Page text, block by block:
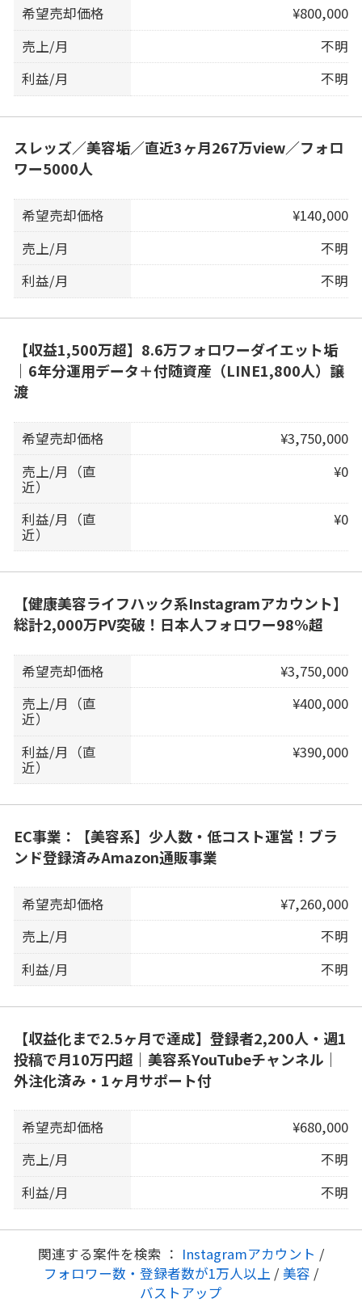
希望売却価格
¥800,000
売上/月
不明
利益/月
不明
スレッズ／美容垢／直近3ヶ月267万view／フォロ
ワー5000人
希望売却価格
¥140,000
売上/月
不明
利益/月
不明
【収益1,500万超】8.6万フォロワーダイエット垢
｜6年分運用データ＋付随資産（LINE1,800人）譲
渡
希望売却価格
¥3,750,000
売上/月（直
近）
¥0
利益/月（直
近）
¥0
【健康美容ライフハック系Instagramアカウント】
総計2,000万PV突破！日本人フォロワー98%超
希望売却価格
¥3,750,000
売上/月（直
近）
¥400,000
利益/月（直
近）
¥390,000
EC事業：【美容系】少人数・低コスト運営！ブラ
ンド登録済みAmazon通販事業
希望売却価格
¥7,260,000
売上/月
不明
利益/月
不明
【収益化まで2.5ヶ月で達成】登録者2,200人・週1
投稿で月10万円超｜美容系YouTubeチャンネル｜
外注化済み・1ヶ月サポート付
希望売却価格
¥680,000
売上/月
不明
利益/月
不明
関連する案件を検索 ： Instagramアカウント /
フォロワー数・登録者数が1万人以上 / 美容 /
バストアップ